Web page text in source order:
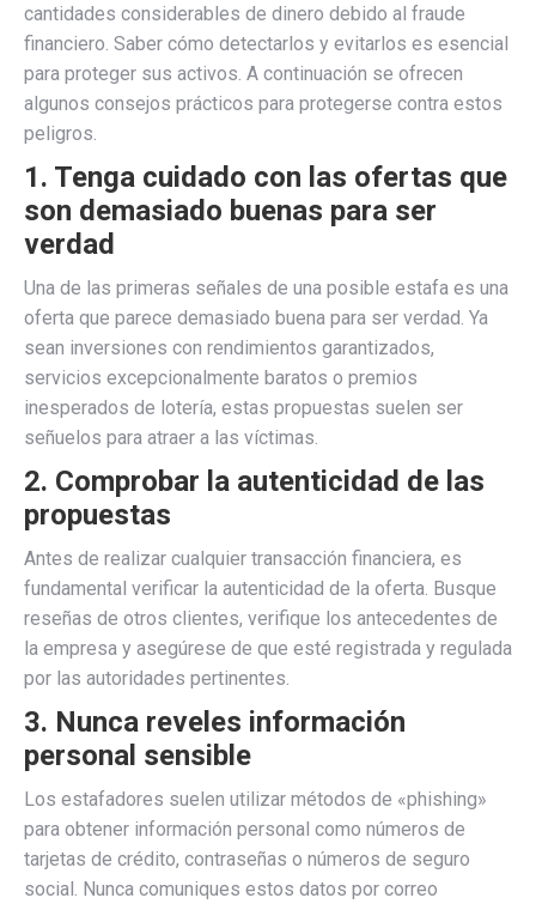
cantidades considerables de dinero debido al fraude
financiero. Saber cómo detectarlos y evitarlos es esencial
para proteger sus activos. A continuación se ofrecen
algunos consejos prácticos para protegerse contra estos
peligros.
1. Tenga cuidado con las ofertas que
son demasiado buenas para ser
verdad
Una de las primeras señales de una posible estafa es una
oferta que parece demasiado buena para ser verdad. Ya
sean inversiones con rendimientos garantizados,
servicios excepcionalmente baratos o premios
inesperados de lotería, estas propuestas suelen ser
señuelos para atraer a las víctimas.
2. Comprobar la autenticidad de las
propuestas
Antes de realizar cualquier transacción financiera, es
fundamental verificar la autenticidad de la oferta. Busque
reseñas de otros clientes, verifique los antecedentes de
la empresa y asegúrese de que esté registrada y regulada
por las autoridades pertinentes.
3. Nunca reveles información
personal sensible
Los estafadores suelen utilizar métodos de «phishing»
para obtener información personal como números de
tarjetas de crédito, contraseñas o números de seguro
social. Nunca comuniques estos datos por correo